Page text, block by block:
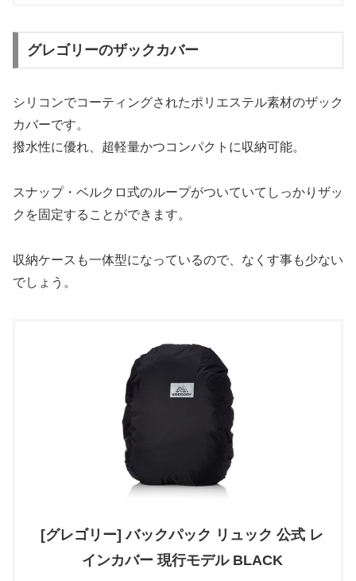
グレゴリーのザックカバー
シリコンでコーティングされたポリエステル素材のザック
カバーです。
撥水性に優れ、超軽量かつコンパクトに収納可能。
スナップ・ベルクロ式のループがついていてしっかりザッ
クを固定することができます。
収納ケースも一体型になっているので、なくす事も少ない
でしょう。
[グレゴリー] バックパック リュック 公式 レ
インカバー 現行モデル BLACK